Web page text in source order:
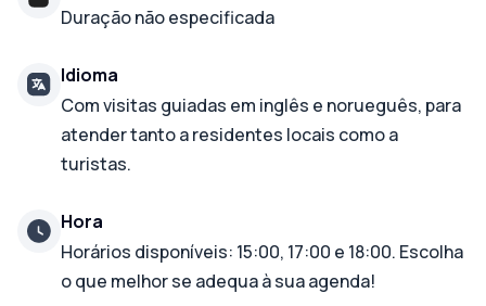
Duração não especificada
Idioma
Com visitas guiadas em inglês e norueguês, para
atender tanto a residentes locais como a
turistas.
Hora
Horários disponíveis: 15:00, 17:00 e 18:00. Escolha
o que melhor se adequa à sua agenda!